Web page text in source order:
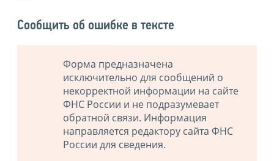
Сообщить об ошибке в тексте
Форма предназначена
исключительно для сообщений о
некорректной информации на сайте
ФНС России и не подразумевает
обратной связи. Информация
направляется редактору сайта ФНС
России для сведения.